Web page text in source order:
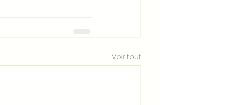
Voir tout